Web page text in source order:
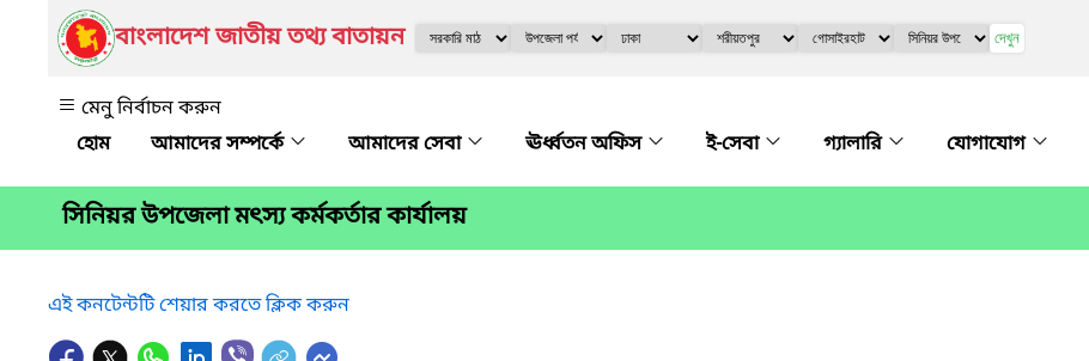
বাংলাদেশ জাতীয় তথ্য বাতায়ন দেখুন
মেনু নির্বাচন করুন
আমাদের সম্পর্কে
আমাদের সেবা ঊর্ধ্বতন অফিস ই-সেবা গ্যালারি যোগাযোগ
সিনিয়র উপজেলা মৎস্য কর্মকর্তার কার্যালয়
এই কনটেন্টটি শেয়ার করতে ক্লিক করুন